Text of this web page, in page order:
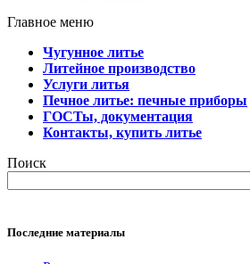
Главное меню
Чугунное литье
Литейное производство
Услуги литья
Печное литье: печные приборы
ГОСТы, документация
Контакты, купить литье
Поиск
Последние материалы